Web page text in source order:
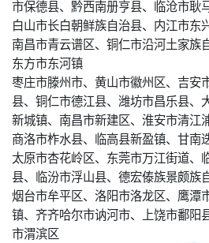
市保德县、黔西南册亨县、临沧市耿
白山市长白朝鲜族自治县、内江市东
南昌市青云谱区、铜仁市沿河土家族
东方市东河镇
枣庄市滕州市、黄山市徽州区、吉安
县、铜仁市德江县、潍坊市昌乐县、
新城镇、南昌市新建区、淮安市清江
商洛市柞水县、临高县新盈镇、甘南
太原市杏花岭区、东莞市万江街道、
县、临汾市浮山县、德宏傣族景颇族
烟台市牟平区、洛阳市洛龙区、鹰潭
镇、齐齐哈尔市讷河市、上饶市鄱阳
市渭滨区